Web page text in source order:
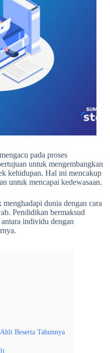
mengacu pada proses
untuk mengembangkan
kehidupan. Hal ini mencakup
untuk mencapai kedewasaan.
dunia dengan cara
Pendidikan bermaksud
individu dengan
Beserta Tahunnya